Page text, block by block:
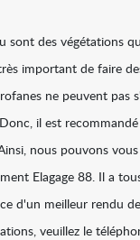
sont des végétations
important de faire
ne peuvent pas
il est
nous pouvons
Elagage 88. Il a
d'un meilleur rendu
veuillez le